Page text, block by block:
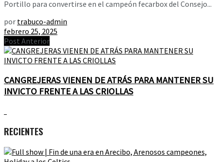
Portillo para convertirse en el campeón fecarbox del Consejo...
por trabuco-admin
febrero 25, 2025
Post Anterior
CANGREJERAS VIENEN DE ATRÁS PARA MANTENER SU
INVICTO FRENTE A LAS CRIOLLAS
RECIENTES